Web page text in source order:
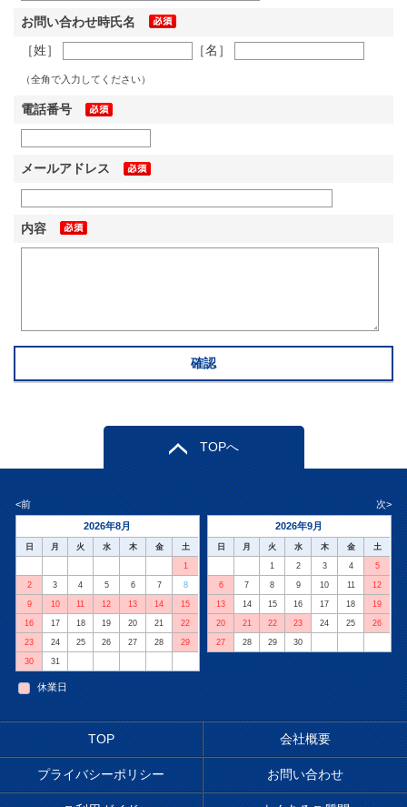
お問い合わせ時氏名
［姓］
［名］
（全角で入力してください）
電話番号
メールアドレス
内容
TOPへ
<前
次>
2026年8月
日 月 火 水 木 金 土
1
2 3 4 5 6 7 8
9 10 11 12 13 14 15
16 17 18 19 20 21 22
23 24 25 26 27 28 29
30 31
2026年9月
日 月 火 水 木 金 土
1 2 3 4 5
6 7 8 9 10 11 12
13 14 15 16 17 18 19
20 21 22 23 24 25 26
27 28 29 30
休業日
TOP 会社概要
プライバシーポリシー お問い合わせ